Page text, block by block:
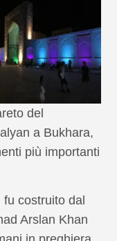
del
a Bukhara,
più importanti
costruito dal
Arslan Khan